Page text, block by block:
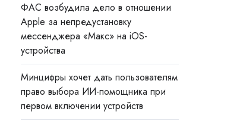
ФАС возбудила дело в отношении
Apple за непредустановку
мессенджера «Макс» на iOS-
устройства
Минцифры хочет дать пользователям
право выбора ИИ-помощника при
первом включении устройств